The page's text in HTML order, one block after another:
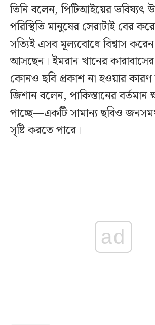
তিনি বলেন, পিটিআইয়ের ভবিষ্যৎ
পরিস্থিতি মানুষের সেরাটাই বের
সত্যিই এসব মূল্যবোধে বিশ্বাস
আসছেন। ইমরান খানের
কোনও ছবি প্রকাশ না হওয়ার
জিশান বলেন, পাকিস্তানের বর্তমান
পাচ্ছে—একটি সামান্য ছবিও
সৃষ্টি করতে পারে।
ad